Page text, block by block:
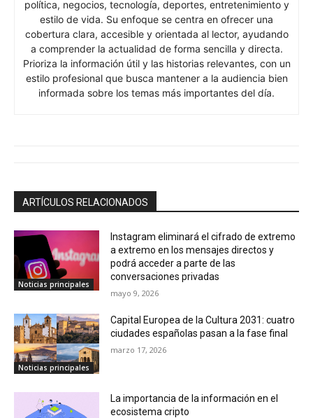
política, negocios, tecnología, deportes, entretenimiento y
estilo de vida. Su enfoque se centra en ofrecer una
cobertura clara, accesible y orientada al lector, ayudando
a comprender la actualidad de forma sencilla y directa.
Prioriza la información útil y las historias relevantes, con un
estilo profesional que busca mantener a la audiencia bien
informada sobre los temas más importantes del día.
ARTÍCULOS RELACIONADOS
Noticias principales
Instagram eliminará el cifrado de extremo
a extremo en los mensajes directos y
podrá acceder a parte de las
conversaciones privadas
mayo 9, 2026
Noticias principales
Capital Europea de la Cultura 2031: cuatro
ciudades españolas pasan a la fase final
marzo 17, 2026
La importancia de la información en el
ecosistema cripto